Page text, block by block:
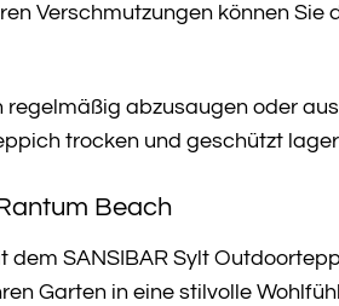
Verschmutzungen können Sie
abzusaugen oder
trocken und geschützt
Beach
SANSIBAR Sylt
Garten in eine stilvolle